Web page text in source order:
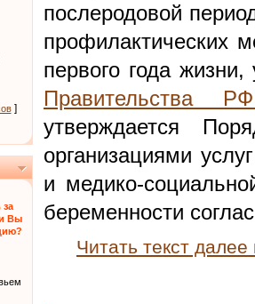
]
Вы
послеродовой
профилактических
первого года
Правительства
утверждается
организациями
и медико-
беременности
Читать текст